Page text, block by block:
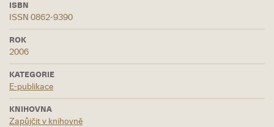
ISBN
ISSN 0862-9390
ROK
2006
KATEGORIE
E-publikace
KNIHOVNA
Zapůjčit v knihovně